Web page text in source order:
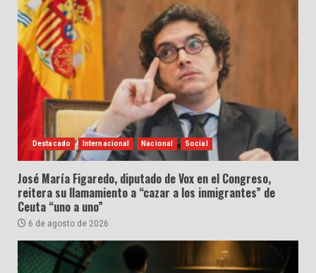
Destacado Internacional Nacional Social
José María Figaredo, diputado de Vox en el Congreso,
reitera su llamamiento a “cazar a los inmigrantes” de
Ceuta “uno a uno”
6 de agosto de 2026